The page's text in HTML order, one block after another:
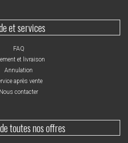
et services
FAQ
et livraison
Annulation
après vente
Nous contacter
toutes nos offres